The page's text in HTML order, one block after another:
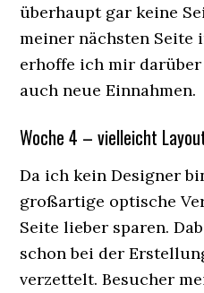
überhaupt gar keine
meiner nächsten Seite
erhoffe ich mir
auch neue Einnahmen.
Woche 4 – vielleicht
Da ich kein Designer
großartige optische
Seite lieber sparen.
schon bei der
verzettelt. Besucher